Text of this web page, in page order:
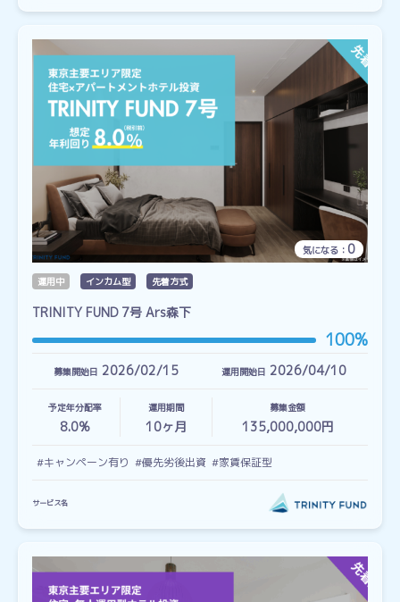
気になる： 0
運用中 インカム型 先着方式
TRINITY FUND 7号 Ars森下
100%
募集開始日 2026/02/15 運用開始日 2026/04/10
予定年分配率
8.0%
運用期間
10ヶ月
募集金額
135,000,000円
#キャンペーン有り #優先劣後出資 #家賃保証型
サービス名